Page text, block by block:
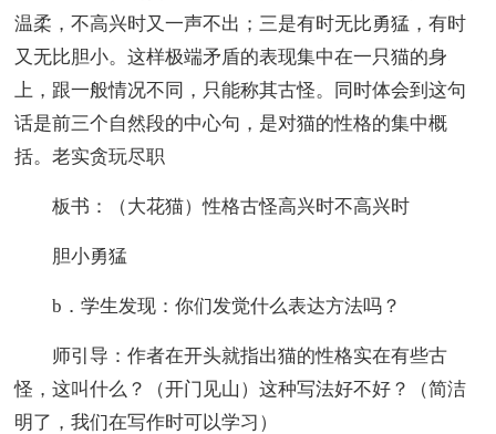
温柔，不高兴时又一声不出；三是有时无比勇猛，有时
又无比胆小。这样极端矛盾的表现集中在一只猫的身
上，跟一般情况不同，只能称其古怪。同时体会到这句
话是前三个自然段的中心句，是对猫的性格的集中概
括。老实贪玩尽职
板书：（大花猫）性格古怪高兴时不高兴时
胆小勇猛
b．学生发现：你们发觉什么表达方法吗？
师引导：作者在开头就指出猫的性格实在有些古
怪，这叫什么？（开门见山）这种写法好不好？（简洁
明了，我们在写作时可以学习）